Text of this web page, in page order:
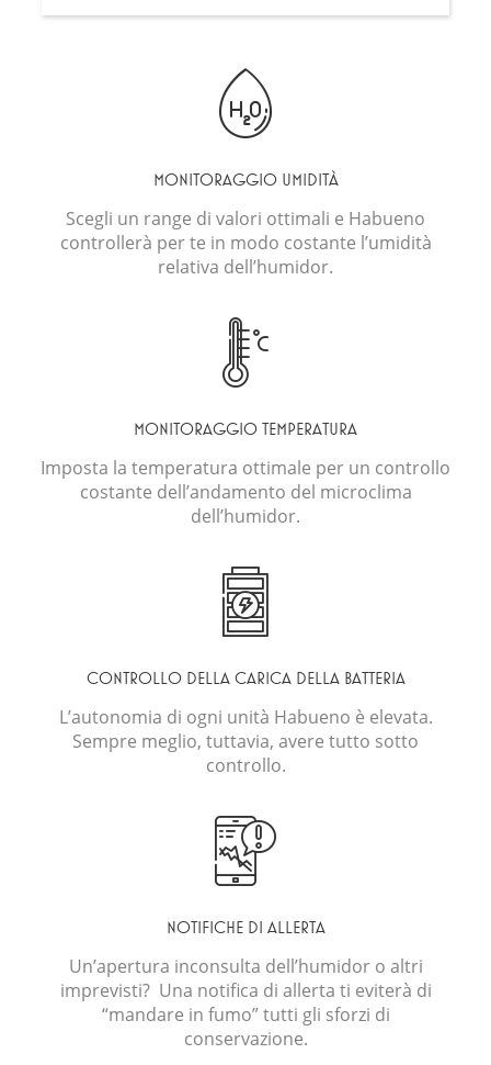
MONITORAGGIO UMIDITÀ
Scegli un range di valori ottimali e Habueno
controllerà per te in modo costante l’umidità
relativa dell’humidor.
MONITORAGGIO TEMPERATURA
Imposta la temperatura ottimale per un controllo
costante dell’andamento del microclima
dell’humidor.
CONTROLLO DELLA CARICA DELLA BATTERIA
L’autonomia di ogni unità Habueno è elevata.
Sempre meglio, tuttavia, avere tutto sotto
controllo.
NOTIFICHE DI ALLERTA
Un’apertura inconsulta dell’humidor o altri
imprevisti? Una notifica di allerta ti eviterà di
“mandare in fumo” tutti gli sforzi di
conservazione.